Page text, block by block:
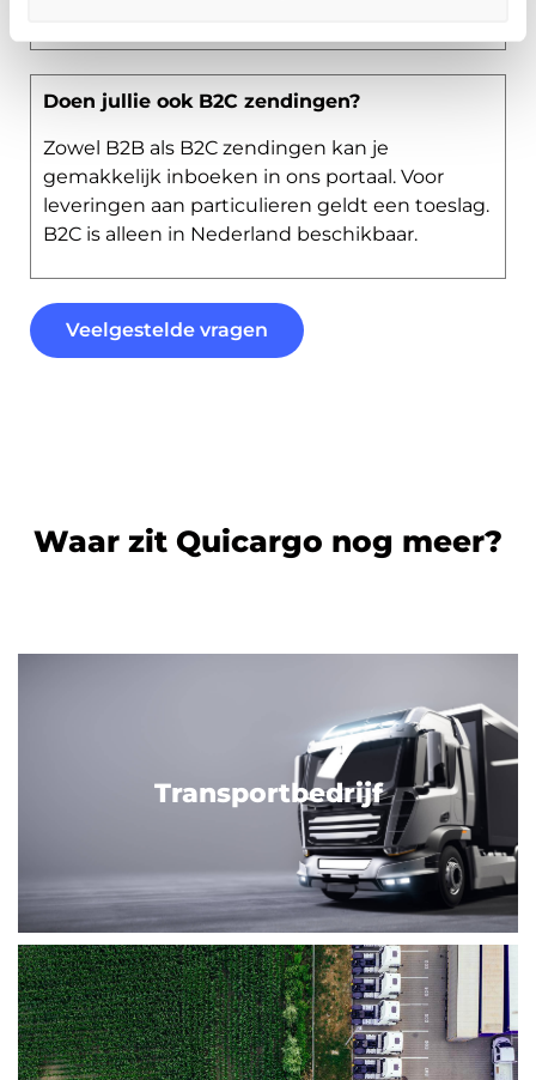
Doen jullie ook B2C zendingen?
Zowel B2B als B2C zendingen kan je
gemakkelijk inboeken in ons portaal. Voor
leveringen aan particulieren geldt een toeslag.
B2C is alleen in Nederland beschikbaar.
Veelgestelde vragen
Waar zit Quicargo nog meer?
Transportbedrijf